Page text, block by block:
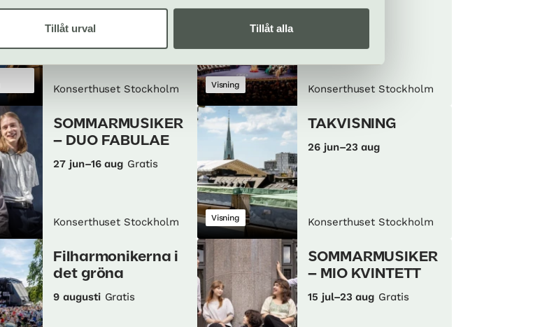
Tillåt urval Tillåt alla
Konserthuset 100
år
26 jun–10 aug Gratis
Konserthuset Stockholm Visning
26 jun–23 aug
Konserthuset Stockholm
SOMMARMUSIKER
– DUO FABULAE
27 jun–16 aug Gratis
Konserthuset Stockholm Visning
TAKVISNING
26 jun–23 aug
Konserthuset Stockholm
Filharmonikerna i
det gröna
9 augusti Gratis
SOMMARMUSIKER
– MIO KVINTETT
15 jul–23 aug Gratis